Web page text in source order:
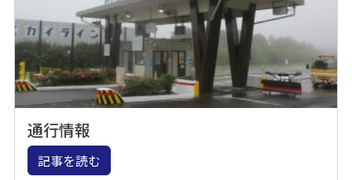
通行情報
記事を読む